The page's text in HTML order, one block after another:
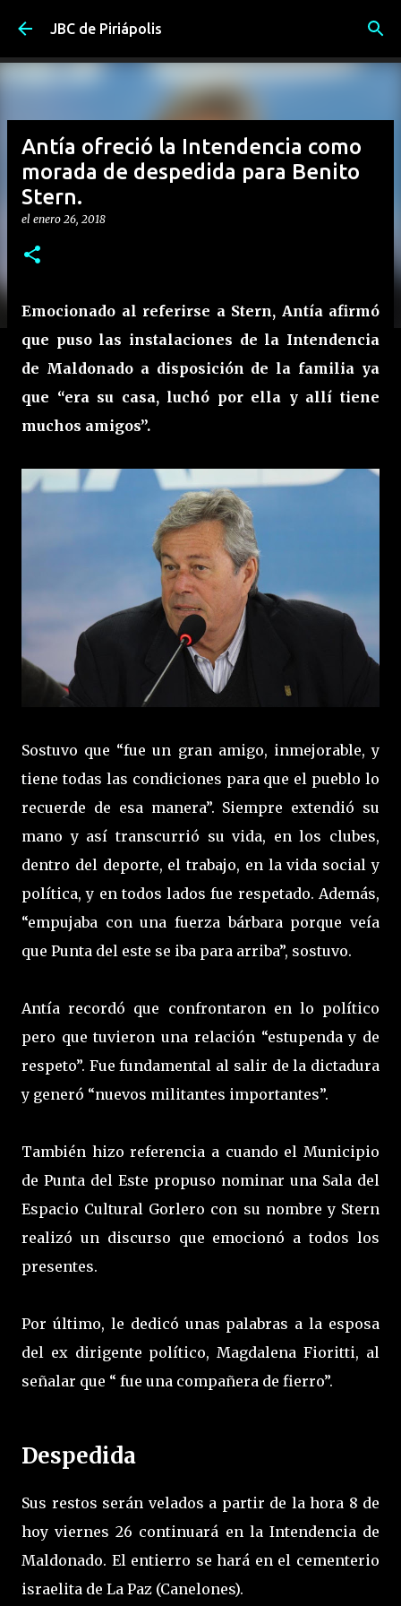
Ir al contenido principal
JBC de Piriápolis
Antía ofreció la Intendencia como
morada de despedida para Benito
Stern.
el enero 26, 2018
Emocionado al referirse a Stern, Antía afirmó
que puso las instalaciones de la Intendencia
de Maldonado a disposición de la familia ya
que “era su casa, luchó por ella y allí tiene
muchos amigos”.
Sostuvo que “fue un gran amigo, inmejorable, y
tiene todas las condiciones para que el pueblo lo
recuerde de esa manera”. Siempre extendió su
mano y así transcurrió su vida, en los clubes,
dentro del deporte, el trabajo, en la vida social y
política, y en todos lados fue respetado. Además,
“empujaba con una fuerza bárbara porque veía
que Punta del este se iba para arriba”, sostuvo.
Antía recordó que confrontaron en lo político
pero que tuvieron una relación “estupenda y de
respeto”. Fue fundamental al salir de la dictadura
y generó “nuevos militantes importantes”.
También hizo referencia a cuando el Municipio
de Punta del Este propuso nominar una Sala del
Espacio Cultural Gorlero con su nombre y Stern
realizó un discurso que emocionó a todos los
presentes.
Por último, le dedicó unas palabras a la esposa
del ex dirigente político, Magdalena Fioritti, al
señalar que “ fue una compañera de fierro”.
Despedida
Sus restos serán velados a partir de la hora 8 de
hoy viernes 26 continuará en la Intendencia de
Maldonado. El entierro se hará en el cementerio
israelita de La Paz (Canelones).